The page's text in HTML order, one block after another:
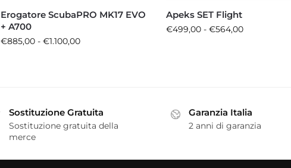
Erogatore ScubaPRO MK17 EVO
+ A700
€885,00 - €1.100,00
Apeks SET Flight
€499,00 - €564,00
Sostituzione Gratuita
Sostituzione gratuita della
merce
Garanzia Italia
2 anni di garanzia